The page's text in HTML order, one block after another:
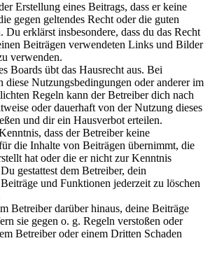
Erstellung eines Beitrags, dass er keine
gegen geltendes Recht oder die guten
Du erklärst insbesondere, dass du das Recht
Beiträgen verwendeten Links und Bilder
verwenden.
Boards übt das Hausrecht aus. Bei
diese Nutzungsbedingungen oder anderer im
Regeln kann der Betreiber dich nach
oder dauerhaft von der Nutzung dieses
und dir ein Hausverbot erteilen.
dass der Betreiber keine
die Inhalte von Beiträgen übernimmt, die
hat oder die er nicht zur Kenntnis
gestattest dem Betreiber, dein
und Funktionen jederzeit zu löschen
Betreiber darüber hinaus, deine Beiträge
sie gegen o. g. Regeln verstoßen oder
Betreiber oder einem Dritten Schaden